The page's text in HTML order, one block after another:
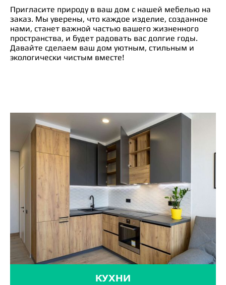
Пригласите природу в ваш дом с нашей мебелью на
заказ. Мы уверены, что каждое изделие, созданное
нами, станет важной частью вашего жизненного
пространства, и будет радовать вас долгие годы.
Давайте сделаем ваш дом уютным, стильным и
экологически чистым вместе!
КУХНИ